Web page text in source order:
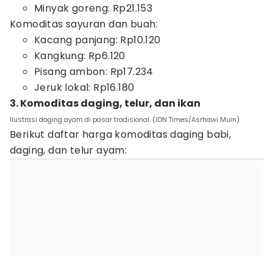
Minyak goreng: Rp21.153
Komoditas sayuran dan buah:
Kacang panjang: Rp10.120
Kangkung: Rp6.120
Pisang ambon: Rp17.234
Jeruk lokal: Rp16.180
3. Komoditas daging, telur, dan ikan
Ilustrasi daging ayam di pasar tradisional. (IDN Times/Asrhawi Muin)
Berikut daftar harga komoditas daging babi,
daging, dan telur ayam: